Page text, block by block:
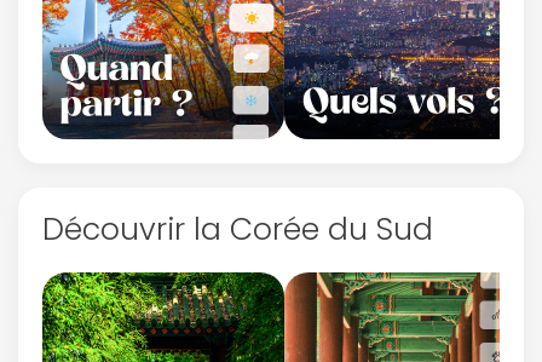
Découvrir la Corée du Sud